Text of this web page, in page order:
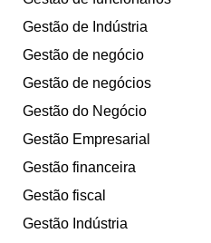
Gestão de Indústria
Gestão de negócio
Gestão de negócios
Gestão do Negócio
Gestão Empresarial
Gestão financeira
Gestão fiscal
Gestão Indústria